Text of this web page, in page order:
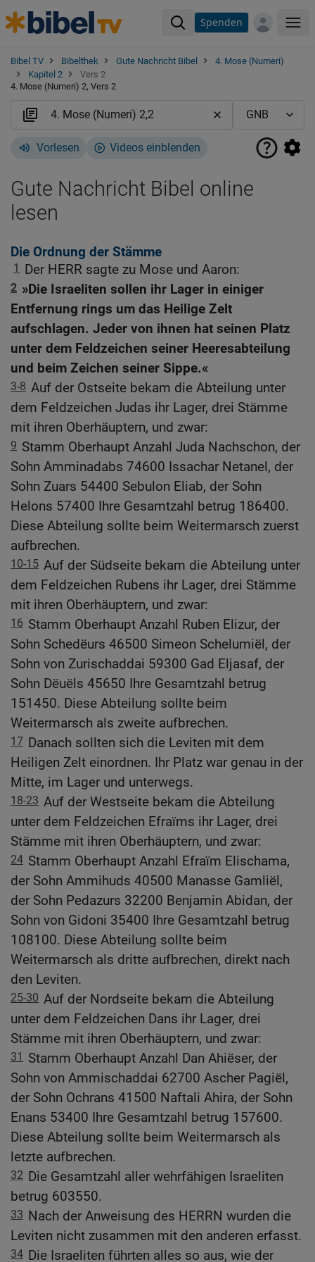
Spenden
Bibel TV Bibelthek Gute Nachricht Bibel
4. Mose (Numeri)
Kapitel 2
Vers 2
4. Mose (Numeri) 2, Vers 2
Vorlesen Videos einblenden
Gute Nachricht Bibel online
lesen
Die Ordnung der Stämme
1 Der HERR sagte zu Mose und Aaron:
2 »Die Israeliten sollen ihr Lager in einiger
Entfernung rings um das Heilige Zelt
aufschlagen. Jeder von ihnen hat seinen Platz
unter dem Feldzeichen seiner Heeresabteilung
und beim Zeichen seiner Sippe.«
3-8 Auf der Ostseite bekam die Abteilung unter
dem Feldzeichen Judas ihr Lager, drei Stämme
mit ihren Oberhäuptern, und zwar:
9 Stamm Oberhaupt Anzahl Juda Nachschon, der
Sohn Amminadabs 74600 Issachar Netanel, der
Sohn Zuars 54400 Sebulon Eliab, der Sohn
Helons 57400 Ihre Gesamtzahl betrug 186400.
Diese Abteilung sollte beim Weitermarsch zuerst
aufbrechen.
10-15 Auf der Südseite bekam die Abteilung unter
dem Feldzeichen Rubens ihr Lager, drei Stämme
mit ihren Oberhäuptern, und zwar:
16 Stamm Oberhaupt Anzahl Ruben Elizur, der
Sohn Schedëurs 46500 Simeon Schelumiël, der
Sohn von Zurischaddai 59300 Gad Eljasaf, der
Sohn Dëuëls 45650 Ihre Gesamtzahl betrug
151450. Diese Abteilung sollte beim
Weitermarsch als zweite aufbrechen.
17 Danach sollten sich die Leviten mit dem
Heiligen Zelt einordnen. Ihr Platz war genau in der
Mitte, im Lager und unterwegs.
18-23 Auf der Westseite bekam die Abteilung
unter dem Feldzeichen Efraïms ihr Lager, drei
Stämme mit ihren Oberhäuptern, und zwar:
24 Stamm Oberhaupt Anzahl Efraïm Elischama,
der Sohn Ammihuds 40500 Manasse Gamliël,
der Sohn Pedazurs 32200 Benjamin Abidan, der
Sohn von Gidoni 35400 Ihre Gesamtzahl betrug
108100. Diese Abteilung sollte beim
Weitermarsch als dritte aufbrechen, direkt nach
den Leviten.
25-30 Auf der Nordseite bekam die Abteilung
unter dem Feldzeichen Dans ihr Lager, drei
Stämme mit ihren Oberhäuptern, und zwar:
31
Stamm Oberhaupt Anzahl Dan Ahiëser, der
Sohn von Ammischaddai 62700 Ascher Pagiël,
der Sohn Ochrans 41500 Naftali Ahira, der Sohn
Enans 53400 Ihre Gesamtzahl betrug 157600.
Diese Abteilung sollte beim Weitermarsch als
letzte aufbrechen.
32 Die Gesamtzahl aller wehrfähigen Israeliten
betrug 603550.
33 Nach der Anweisung des HERRN wurden die
Leviten nicht zusammen mit den anderen erfasst.
34 Die Israeliten führten alles so aus, wie der